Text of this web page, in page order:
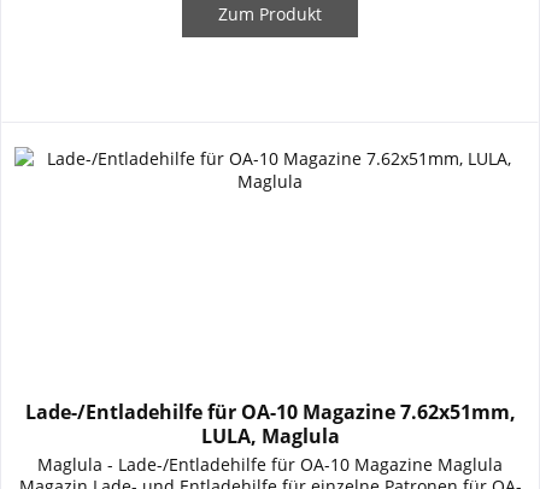
Zum Produkt
Lade-/Entladehilfe für OA-10 Magazine 7.62x51mm,
LULA, Maglula
Maglula - Lade-/Entladehilfe für OA-10 Magazine Maglula